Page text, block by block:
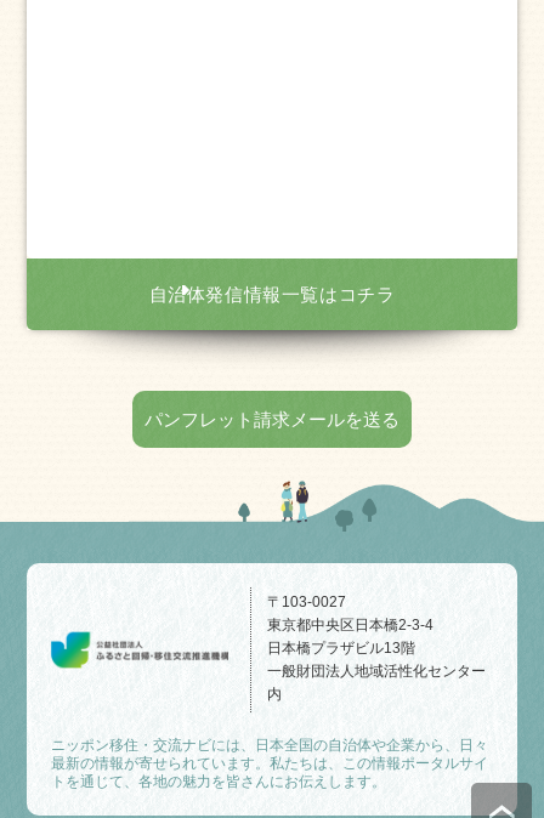
自治体発信情報一覧はコチラ
パンフレット請求メールを送る
〒103-0027
東京都中央区日本橋2-3-4
日本橋プラザビル13階
一般財団法人地域活性化センター
内
ニッポン移住・交流ナビには、日本全国の自治体や企業から、日々
最新の情報が寄せられています。私たちは、この情報ポータルサイ
トを通じて、各地の魅力を皆さんにお伝えします。